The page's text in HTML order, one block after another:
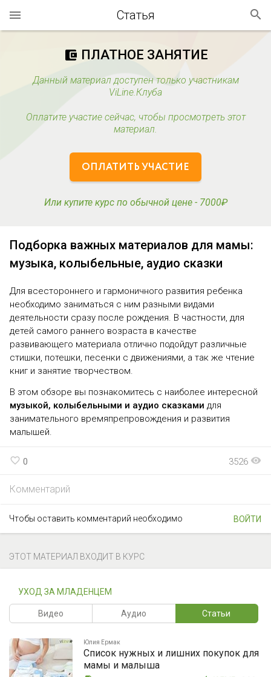
Статья
account_balance_wallet ПЛАТНОЕ ЗАНЯТИЕ
Данный материал доступен только участникам
ViLine.Клуба
Оплатите участие сейчас, чтобы просмотреть этот
материал.
ОПЛАТИТЬ УЧАСТИЕ
Или купите курс по обычной цене - 7000₽
Подборка важных материалов для мамы:
музыка, колыбельные, аудио сказки
Для всестороннего и гармоничного развития ребенка
необходимо заниматься с ним разными видами
деятельности сразу после рождения. В частности, для
детей самого раннего возраста в качестве
развивающего материала отлично подойдут различные
стишки, потешки, песенки с движениями, а так же чтение
книг и занятие творчеством.
В этом обзоре вы познакомитесь с наиболее интересной
музыкой, колыбельными и аудио сказками для
занимательного времяпрепровождения и развития
малышей.
favorite_border 0 3526 visibility
Комментарий
Чтобы оставить комментарий необходимо ВОЙТИ
ЭТОТ МАТЕРИАЛ ВХОДИТ В КУРС
УХОД ЗА МЛАДЕНЦЕМ
Видео Аудио Статьи
Юлия Ермак
Список нужных и лишних покупок для
мамы и малыша